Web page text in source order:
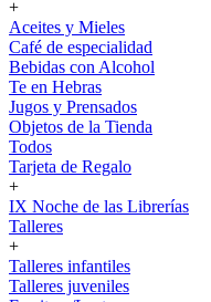
+
Aceites y Mieles
Café de especialidad
Bebidas con Alcohol
Te en Hebras
Jugos y Prensados
Objetos de la Tienda
Todos
Tarjeta de Regalo
+
IX Noche de las Librerías
Talleres
+
Talleres infantiles
Talleres juveniles